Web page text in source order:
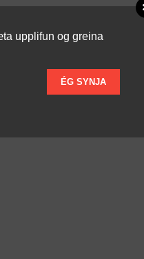
upplifun og greina
ÉG SYNJA